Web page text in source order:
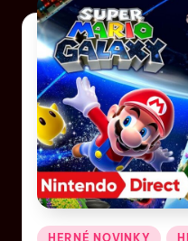
HERNÉ NOVINKY